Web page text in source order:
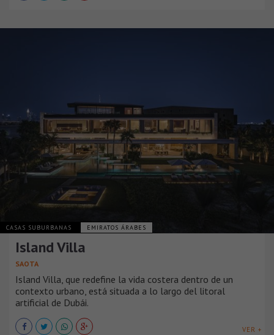
CASAS SUBURBANAS EMIRATOS ÁRABES
Island Villa
SAOTA
Island Villa, que redefine la vida costera dentro de un
contexto urbano, está situada a lo largo del litoral
artificial de Dubái.
VER +